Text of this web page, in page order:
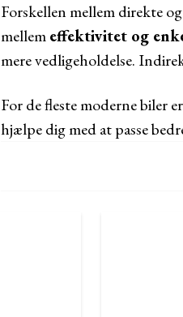
Forskellen mellem direkte
mellemeffektivitet og
mere vedligeholdelse.
For de fleste moderne biler
hjælpe dig med at passe